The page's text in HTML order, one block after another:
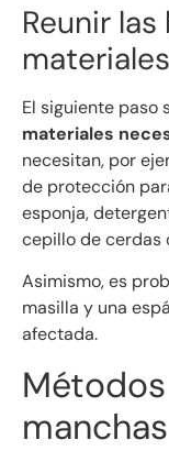
Reunir
El siguiente paso
materiales
necesitan, por
de protección
esponja,
cepillo de cerdas
Asimismo, es
masilla y una
afectada.